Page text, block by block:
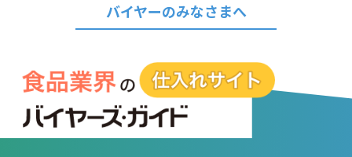
バイヤーのみなさまへ